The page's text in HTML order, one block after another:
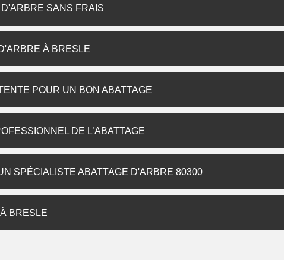
SANS FRAIS
À BRESLE
POUR UN BON ABATTAGE
DE L’ABATTAGE
SPÉCIALISTE ABATTAGE D'ARBRE 80300
BRESLE